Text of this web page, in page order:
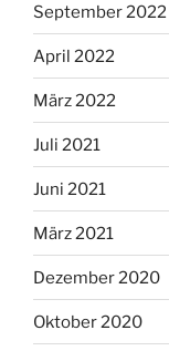
September 2022
April 2022
März 2022
Juli 2021
Juni 2021
März 2021
Dezember 2020
Oktober 2020